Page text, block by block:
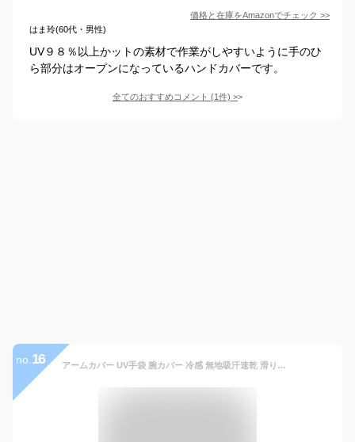
価格と在庫をAmazonでチェック >>
はま玲(60代・男性)
UV９８％以上かットの素材で作業がしやすいように手のひ
ら部分はオープンになっているハンドカバーです。
全てのおすすめコメント (1件) >
no. 16 アームカバー UV手袋 腕カバー 冷感 無地吸汗速乾 滑り止め UPF50+UV対策 日焼け止めカバー 紫外線対策 スポーツ 登山 野外活動 メンズ レディース 【男女兼用】 (アップグレード版ブラック)